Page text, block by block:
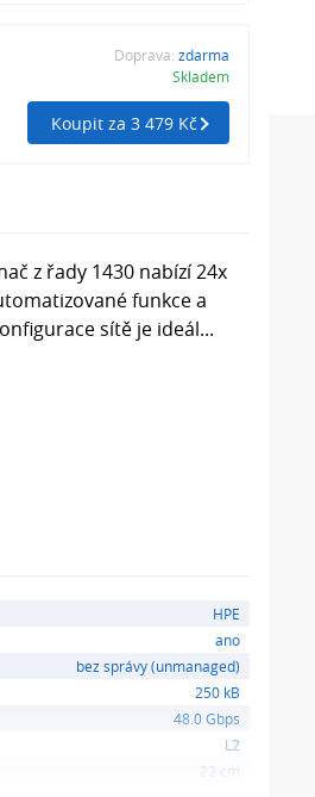
Doprava: zdarma
Skladem
Koupit za 3 479 Kč
z řady 1430 nabízí 24x
funkce a
sítě je ideál...
HPE
ano
bez správy (unmanaged)
250 kB
48.0 Gbps
L2
22 cm